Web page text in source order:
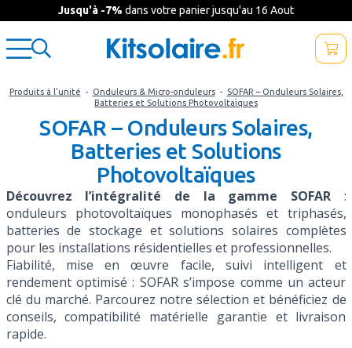
Jusqu'à -7% dans votre panier jusqu'au 16 Aout
Produits à l'unité - Onduleurs & Micro-onduleurs- SOFAR – Onduleurs Solaires,
Batteries et Solutions Photovoltaïques
SOFAR – Onduleurs Solaires,
Batteries et Solutions
Photovoltaïques
Découvrez l’intégralité de la gamme SOFAR:
onduleurs photovoltaïques monophasés et triphasés,
batteries de stockage et solutions solaires complètes
pour les installations résidentielles et professionnelles.
Fiabilité, mise en œuvre facile, suivi intelligent et
rendement optimisé : SOFAR s’impose comme un acteur
clé du marché. Parcourez notre sélection et bénéficiez de
conseils, compatibilité matérielle garantie et livraison
rapide.